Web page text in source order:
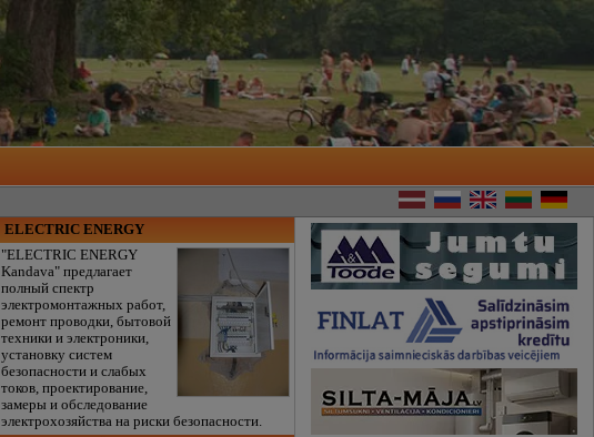
ELECTRIC ENERGY
"ELECTRIC ENERGY
Kandava" предлагает
полный спектр
электромонтажных работ,
ремонт проводки, бытовой
техники и электроники,
установку систем
безопасности и слабых
токов, проектирование,
замеры и обследование
электрохозяйства на риски безопасности.